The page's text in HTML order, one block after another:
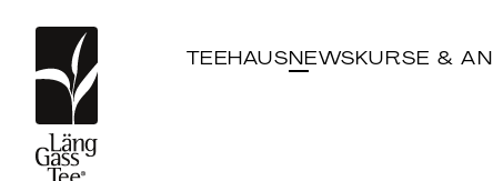
TEEHAUSNEWSKURSE &